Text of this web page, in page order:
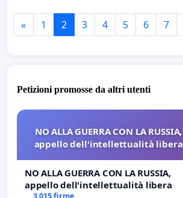
« 1 2 3 4 5 6 7
Petizioni promosse da altri utenti
NO ALLA GUERRA CON LA RUSSIA,
appello dell'intellettualità libera
NO ALLA GUERRA CON LA RUSSIA,
appello dell'intellettualità libera